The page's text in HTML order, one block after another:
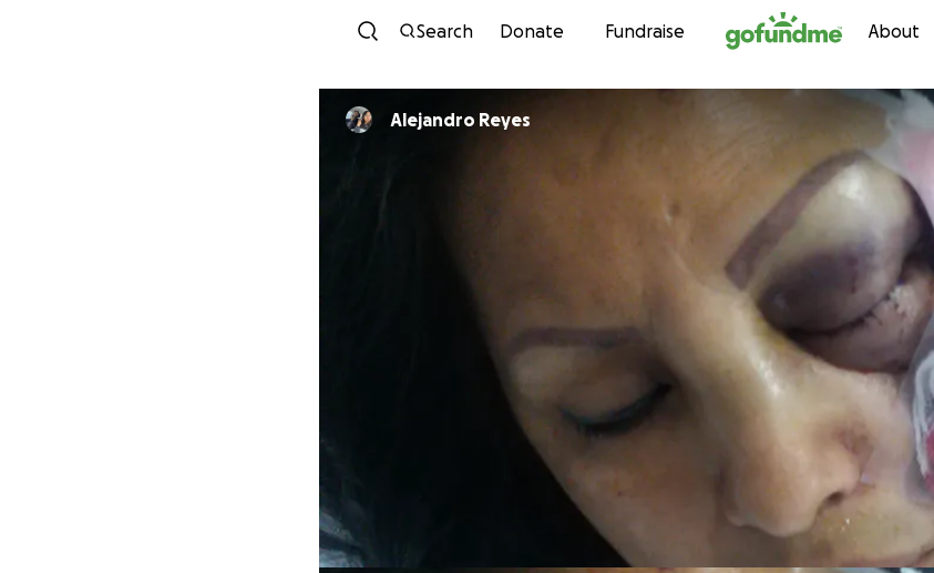
Skip to content
Search Donate Fundraise About
Alejandro Reyes